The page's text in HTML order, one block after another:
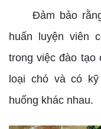
Đảm bảo rằng
huấn luyện viên
trong việc đào tạo
loại chó và có
huống khác nhau.